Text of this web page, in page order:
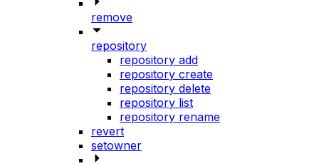
remove
repository
repository add
repository create
repository delete
repository list
repository rename
revert
setowner